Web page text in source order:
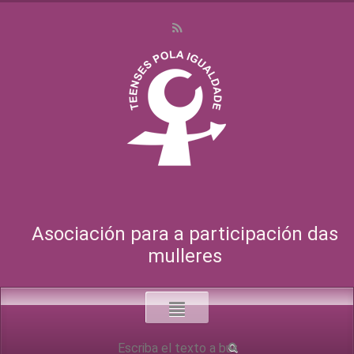
Asociación para a participación das
mulleres